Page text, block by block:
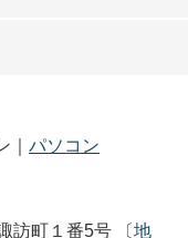
パソコン
訪町１番5号 〔地